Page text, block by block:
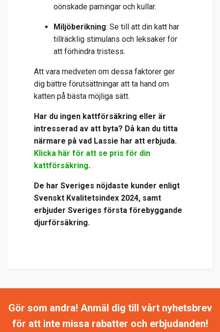
oönskade parningar och kullar.
Miljöberikning: Se till att din katt har
tillräcklig stimulans och leksaker för
att förhindra tristess.
Att vara medveten om dessa faktorer ger
dig bättre förutsättningar att ta hand om
katten på bästa möjliga sätt.
Har du ingen kattförsäkring eller är
intresserad av att byta? Då kan du titta
närmare på vad Lassie har att erbjuda.
Klicka här för att se pris för din
kattförsäkring.
De har Sveriges nöjdaste kunder enligt
Svenskt Kvalitetsindex 2024, samt
erbjuder Sveriges första förebyggande
djurförsäkring.
Gör som andra! Anmäl dig till vårt nyhetsbrev
för att inte missa rabatter och erbjudanden!